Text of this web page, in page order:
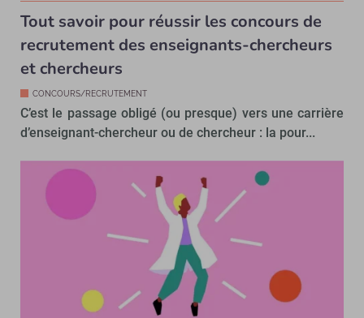
Tout savoir pour réussir les concours de
recrutement des enseignants-chercheurs
et chercheurs
CONCOURS/RECRUTEMENT
C’est le passage obligé (ou presque) vers une carrière
d’enseignant-chercheur ou de chercheur : la pour...